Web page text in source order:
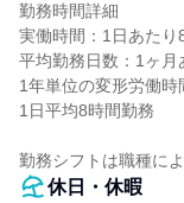
勤務時間詳細
実働時間：1日あたり
平均勤務日数：1ヶ月
1年単位の変形労働時
1日平均8時間勤務
勤務シフトは職種に
休日・休暇